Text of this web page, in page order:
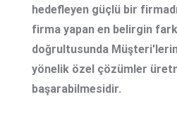
hedefleyen güçlü bir
firma yapan en belirgin
doğrultusunda
yönelik özel çözümler
başarabilmesidir.